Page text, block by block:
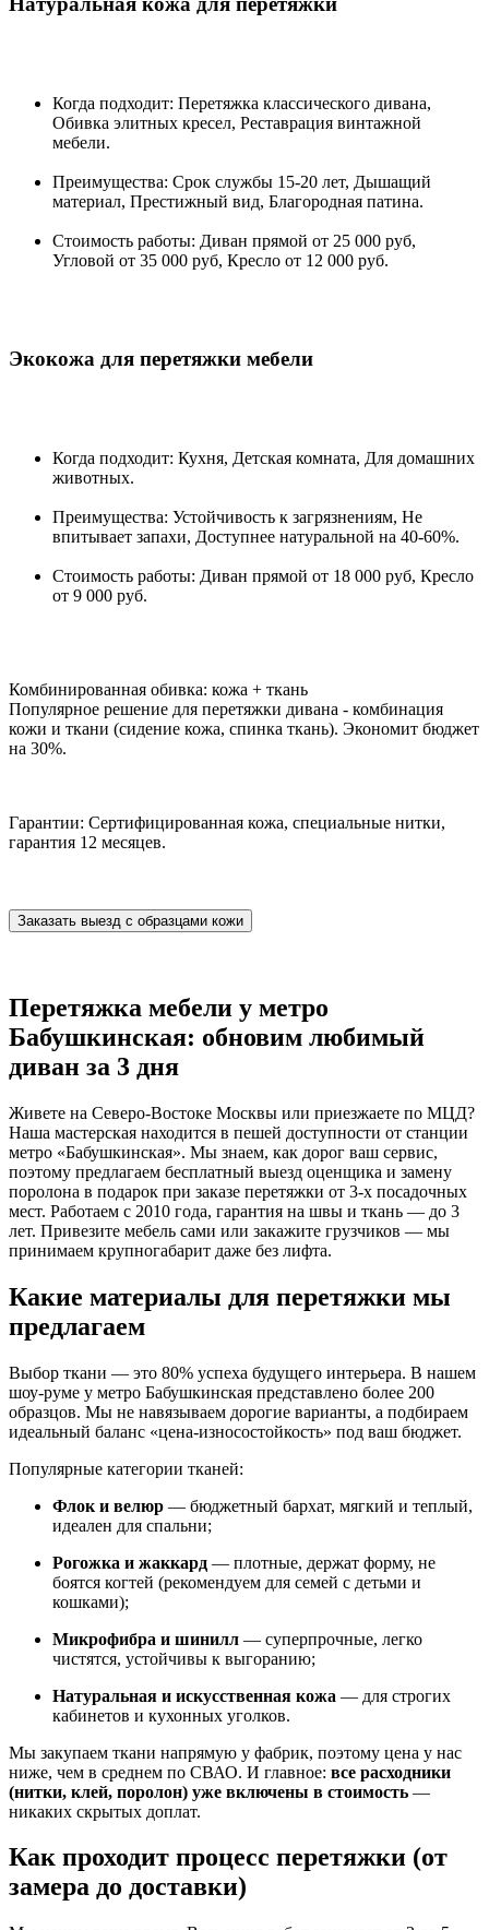
Когда подходит: Перетяжка классического дивана,
Обивка элитных кресел, Реставрация винтажной
мебели.
Преимущества: Срок службы 15-20 лет, Дышащий
материал, Престижный вид, Благородная патина.
Стоимость работы: Диван прямой от 25 000 руб,
Угловой от 35 000 руб, Кресло от 12 000 руб.
Экокожа для перетяжки мебели
Когда подходит: Кухня, Детская комната, Для домашних
животных.
Преимущества: Устойчивость к загрязнениям, Не
впитывает запахи, Доступнее натуральной на 40-60%.
Стоимость работы: Диван прямой от 18 000 руб, Кресло
от 9 000 руб.
Комбинированная обивка: кожа + ткань
Популярное решение для перетяжки дивана - комбинация
кожи и ткани (сидение кожа, спинка ткань). Экономит бюджет
на 30%.
Гарантии: Сертифицированная кожа, специальные нитки,
гарантия 12 месяцев.
Заказать выезд с образцами кожи
Перетяжка мебели у метро
Бабушкинская: обновим любимый
диван за 3 дня
Живете на Северо-Востоке Москвы или приезжаете по МЦД?
Наша мастерская находится в пешей доступности от станции
метро «Бабушкинская». Мы знаем, как дорог ваш сервис,
поэтому предлагаем бесплатный выезд оценщика и замену
поролона в подарок при заказе перетяжки от 3-х посадочных
мест. Работаем с 2010 года, гарантия на швы и ткань — до 3
лет. Привезите мебель сами или закажите грузчиков — мы
принимаем крупногабарит даже без лифта.
Какие материалы для перетяжки мы
предлагаем
Выбор ткани — это 80% успеха будущего интерьера. В нашем
шоу-руме у метро Бабушкинская представлено более 200
образцов. Мы не навязываем дорогие варианты, а подбираем
идеальный баланс «цена-износостойкость» под ваш бюджет.
Популярные категории тканей:
Флок и велюр — бюджетный бархат, мягкий и теплый,
идеален для спальни;
Рогожка и жаккард — плотные, держат форму, не
боятся когтей (рекомендуем для семей с детьми и
кошками);
Микрофибра и шинилл — суперпрочные, легко
чистятся, устойчивы к выгоранию;
Натуральная и искусственная кожа — для строгих
кабинетов и кухонных уголков.
Мы закупаем ткани напрямую у фабрик, поэтому цена у нас
ниже, чем в среднем по СВАО. И главное: все расходники
(нитки, клей, поролон) уже включены в стоимость —
никаких скрытых доплат.
Как проходит процесс перетяжки (от
замера до доставки)